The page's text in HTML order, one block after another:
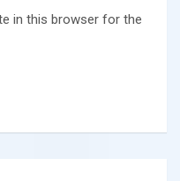
in this browser for the